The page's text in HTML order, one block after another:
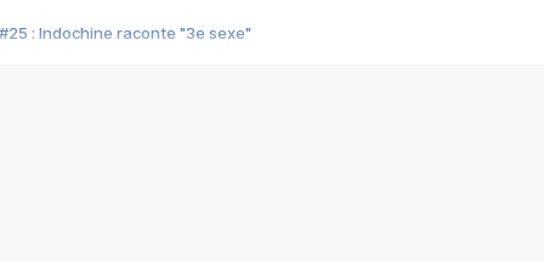
#25 : Indochine raconte "3e sexe"